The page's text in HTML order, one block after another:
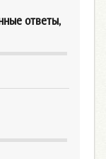
ответы,